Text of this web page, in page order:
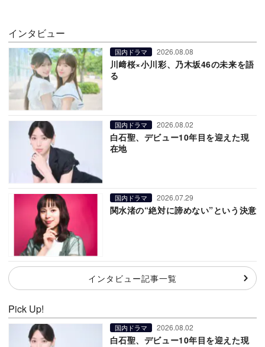
インタビュー
国内ドラマ 2026.08.08
川﨑桜×小川彩、乃木坂46の未来を語
る
国内ドラマ 2026.08.02
白石聖、デビュー10年目を迎えた現
在地
国内ドラマ 2026.07.29
関水渚の“絶対に諦めない”という決意
インタビュー記事一覧
Pick Up!
国内ドラマ 2026.08.02
白石聖、デビュー10年目を迎えた現